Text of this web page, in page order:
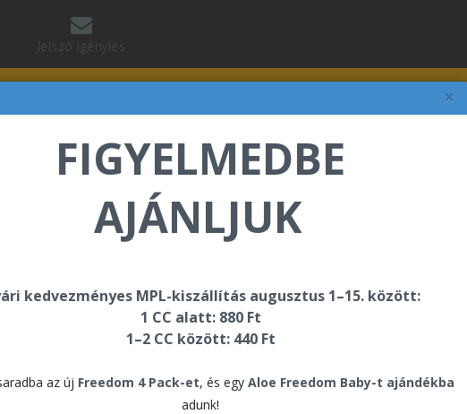
×
FIGYELMEDBE
AJÁNLJUK
kedvezményes MPL-kiszállítás augusztus 1–15. között:
1 CC alatt: 880 Ft
1–2 CC között: 440 Ft
az új Freedom 4 Pack-et, és egy Aloe Freedom Baby-t ajándékba
adunk!
Jelszó igénylés
munkafüzet